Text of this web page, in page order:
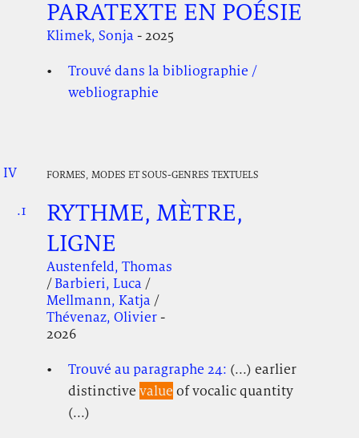
PARATEXTE EN POÉSIE
Klimek, Sonja- 2025
Trouvé dans la bibliographie /
webliographie
IV. FORMES, MODES ET SOUS-GENRES TEXTUELS
.1
RYTHME, MÈTRE,
LIGNE
Austenfeld, Thomas
/Barbieri, Luca/
Mellmann, Katja/
Thévenaz, Olivier-
2026
Trouvé au paragraphe 24: (...) earlier
distinctive value of vocalic quantity
(...)